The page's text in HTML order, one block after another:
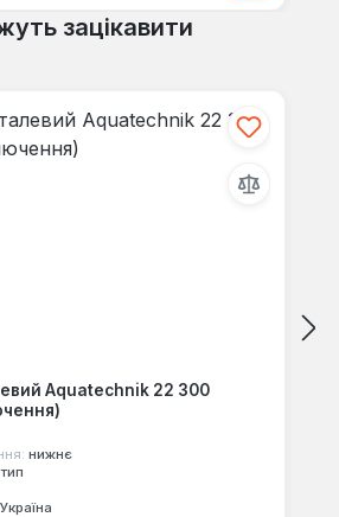
зацікавити
Aquatechnik 22 300
нижнє
Україна